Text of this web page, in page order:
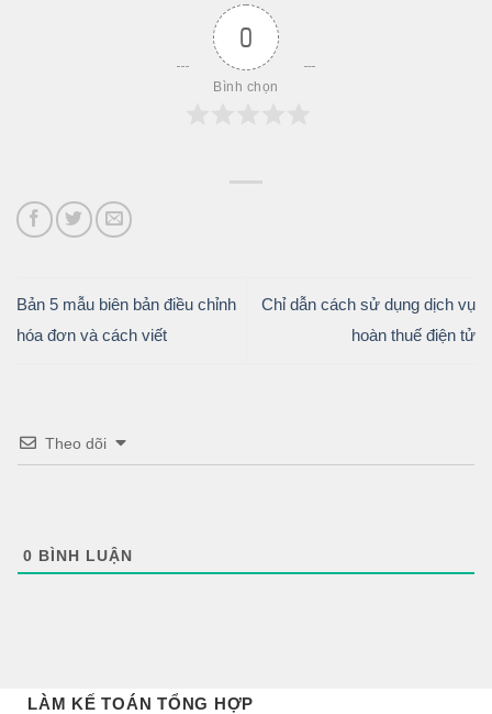
0
Bình chọn
Bản 5 mẫu biên bản điều chỉnh
hóa đơn và cách viết
Chỉ dẫn cách sử dụng dịch vụ
hoàn thuế điện tử
Theo dõi
0 BÌNH LUẬN
LÀM KẾ TOÁN TỔNG HỢP